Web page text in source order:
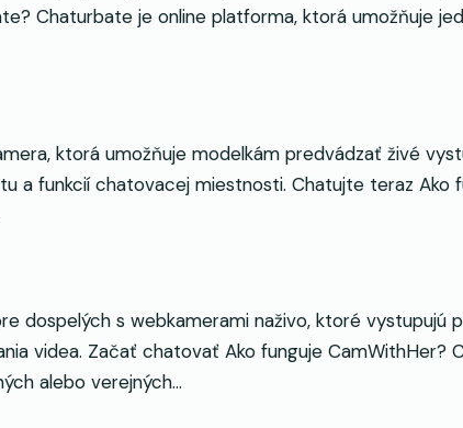
Chaturbate je online platforma, ktorá umožňuje
ktorá umožňuje modelkám predvádzať živé
funkcií chatovacej miestnosti. Chatujte teraz Ako
dospelých s webkamerami naživo, ktoré vystupujú
videa. Začať chatovať Ako funguje CamWithHer?
alebo verejných…